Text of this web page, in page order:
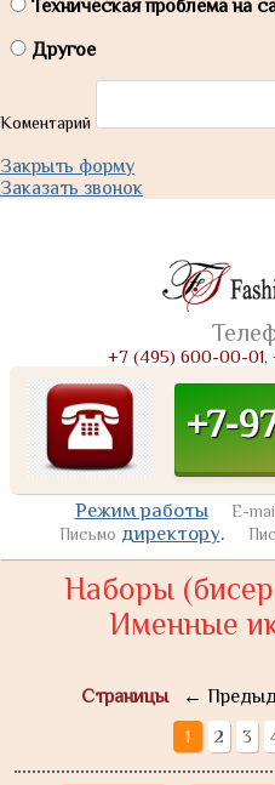
Техническая проблема на
Другое
Коментарий
Закрыть форму
Заказать звонок
+7 (495) 600-00-
+7-
Режим работы E-
Письмо директору.
Наборы
Именные
Страницы←
1 2 3